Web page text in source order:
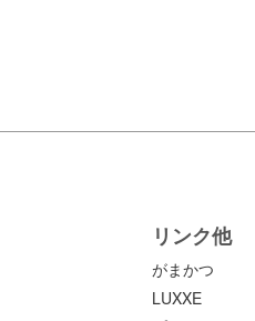
リンク他
がまかつ
LUXXE